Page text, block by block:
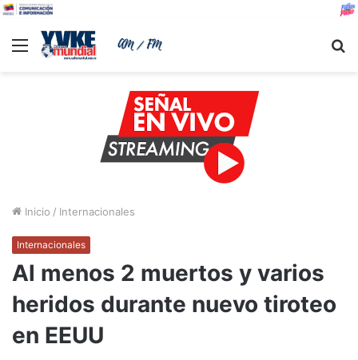
Menu
Inicio / Internacionales
Internacionales
Al menos 2 muertos y varios
heridos durante nuevo tiroteo
en EEUU